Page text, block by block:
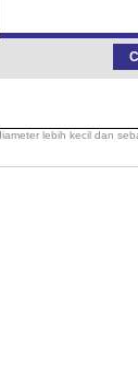
lebih kecil dan